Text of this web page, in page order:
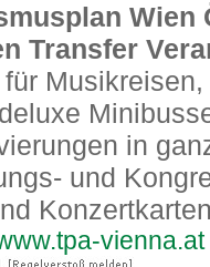
Transfer
in
und
vienna.at